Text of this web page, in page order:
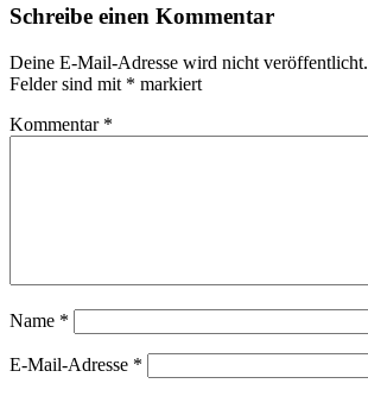
Schreibe einen Kommentar
Deine E-Mail-Adresse wird nicht veröffentlicht.
Felder sind mit * markiert
Kommentar *
Name *
E-Mail-Adresse *